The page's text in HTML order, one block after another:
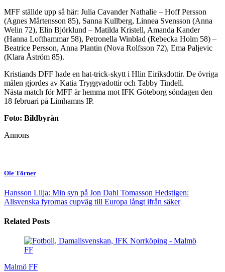
MFF ställde upp så här: Julia Cavander Nathalie – Hoff Persson
(Agnes Mårtensson 85), Sanna Kullberg, Linnea Svensson (Anna
Welin 72), Elin Björklund – Matilda Kristell, Amanda Kander
(Hanna Lofthammar 58), Petronella Winblad (Rebecka Holm 58) –
Beatrice Persson, Anna Plantin (Nova Rolfsson 72), Ema Paljevic
(Klara Åström 85).
Kristiands DFF hade en hat-trick-skytt i Hlin Eiriksdottir. De övriga
målen gjordes av Katia Tryggvadottir och Tabby Tindell.
Nästa match för MFF är hemma mot IFK Göteborg söndagen den
18 februari på Limhamns IP.
Foto: Bildbyrån
Annons
Ole Törner
Hansson Lilja: Min syn på Jon Dahl Tomasson Hedstigen:
Allsvenska fyrornas cupväg till Europa långt ifrån säker
Related Posts
Malmö FF